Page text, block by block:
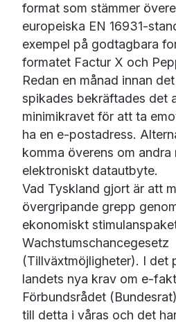
format som stämmer
europeiska EN 16931-
exempel på godtagbara
formatet Factur X och
Redan en månad innan
spikades bekräftades det
minimikravet för att ta
ha en e-postadress.
komma överens om
elektroniskt datautbyte.
Vad Tyskland gjort är att
övergripande grepp
ekonomiskt
Wachstumschancegesetz
(Tillväxtmöjligheter). I det
landets nya krav om e-
Förbundsrådet
till detta i våras och det